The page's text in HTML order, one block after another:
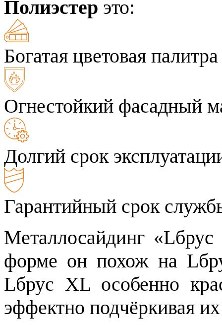
Полиэстер это:
Богатая цветовая палитра
Огнестойкий фасадный
Долгий срок
Гарантийный срок
Металлосайдинг
форме он похож на
Lбрус XL особенно
эффектно подчёркивая